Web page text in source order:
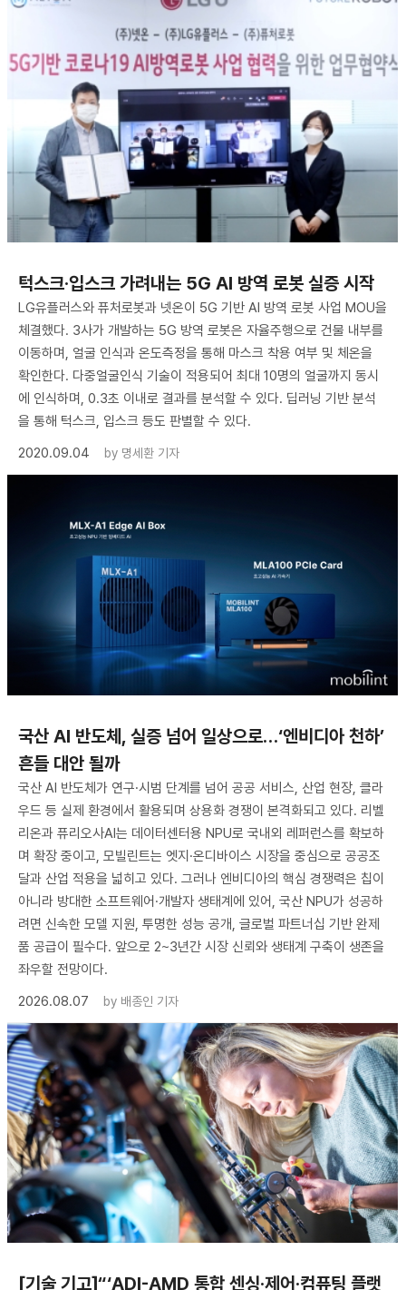
턱스크·입스크 가려내는 5G AI 방역 로봇 실증 시작
LG유플러스와 퓨처로봇과 넷온이 5G 기반 AI 방역 로봇 사업 MOU을
체결했다. 3사가 개발하는 5G 방역 로봇은 자율주행으로 건물 내부를
이동하며, 얼굴 인식과 온도측정을 통해 마스크 착용 여부 및 체온을
확인한다. 다중얼굴인식 기술이 적용되어 최대 10명의 얼굴까지 동시
에 인식하며, 0.3초 이내로 결과를 분석할 수 있다. 딥러닝 기반 분석
을 통해 턱스크, 입스크 등도 판별할 수 있다.
2020.09.04
by 명세환 기자
국산 AI 반도체, 실증 넘어 일상으로…‘엔비디아 천하’
흔들 대안 될까
국산 AI 반도체가 연구·시범 단계를 넘어 공공 서비스, 산업 현장, 클라
우드 등 실제 환경에서 활용되며 상용화 경쟁이 본격화되고 있다. 리벨
리온과 퓨리오사AI는 데이터센터용 NPU로 국내외 레퍼런스를 확보하
며 확장 중이고, 모빌린트는 엣지·온디바이스 시장을 중심으로 공공조
달과 산업 적용을 넓히고 있다. 그러나 엔비디아의 핵심 경쟁력은 칩이
아니라 방대한 소프트웨어·개발자 생태계에 있어, 국산 NPU가 성공하
려면 신속한 모델 지원, 투명한 성능 공개, 글로벌 파트너십 기반 완제
품 공급이 필수다. 앞으로 2~3년간 시장 신뢰와 생태계 구축이 생존을
좌우할 전망이다.
2026.08.07
by 배종인 기자
[기술 기고]“‘ADI-AMD 통합 센싱·제어·컴퓨팅 플랫